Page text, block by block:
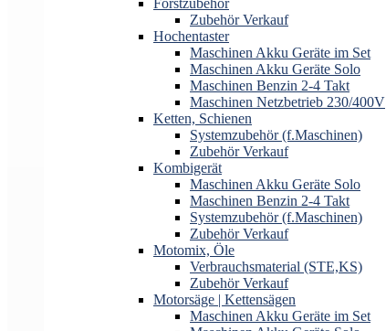
Forstzubehör
Zubehör Verkauf
Hochentaster
Maschinen Akku Geräte im Set
Maschinen Akku Geräte Solo
Maschinen Benzin 2-4 Takt
Maschinen Netzbetrieb 230/400V
Ketten, Schienen
Systemzubehör (f.Maschinen)
Zubehör Verkauf
Kombigerät
Maschinen Akku Geräte Solo
Maschinen Benzin 2-4 Takt
Systemzubehör (f.Maschinen)
Zubehör Verkauf
Motomix, Öle
Verbrauchsmaterial (STE,KS)
Zubehör Verkauf
Motorsäge | Kettensägen
Maschinen Akku Geräte im Set